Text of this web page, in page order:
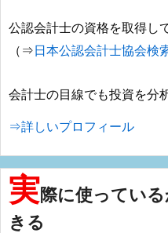
公認会計士の資格を取得し
（⇒日本公認会計士協会検
会計士の目線でも投資を分
⇒詳しいプロフィール
実際に使ってい
きる